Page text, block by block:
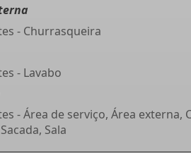
- Churrasqueira
- Lavabo
- Área de serviço, Área externa,
Sala